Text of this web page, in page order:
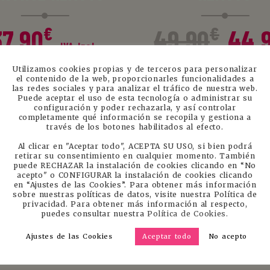
€
IVA Incl. 49.90€ El
era:
IVA Incl.
AÑADIR AL CARRITO
MANDO
A DISTANCIA
El
precio
original
59.90€El
precio
actual
LEER MÁS
KIT JUGUETES
LOVE
74.90€
Utilizamos cookies propias y de terceros para personalizar
el contenido de la web, proporcionarles funcionalidades a
las redes sociales y para analizar el tráfico de nuestra web.
Puede aceptar el uso de esta tecnología o administrar su
configuración y poder rechazarla, y así controlar
completamente qué información se recopila y gestiona a
través de los botones habilitados al efecto.
Al clicar en "Aceptar todo", ACEPTA SU USO, si bien podrá
retirar su consentimiento en cualquier momento. También
puede RECHAZAR la instalación de cookies clicando en “No
acepto" o CONFIGURAR la instalación de cookies clicando
en “Ajustes de las Cookies”. Para obtener más información
sobre nuestras políticas de datos, visite nuestra Política de
privacidad. Para obtener más información al respecto,
puedes consultar nuestraPolítica de Cookies.
Ajustes de las Cookies Aceptar todo No acepto